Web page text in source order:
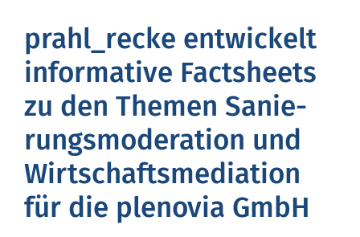
prahl_recke ent­wi­ckelt
infor­ma­ti­ve Facts­heets
zu den Themen Sanie­
rungs­mo­de­ra­ti­on und
Wirt­schafts­me­dia­ti­on
für die ple­no­via GmbH